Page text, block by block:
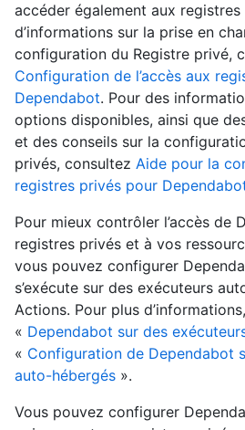
accéder également aux
d’informations sur la prise en
configuration du Registre privé,
Configuration de l’accès aux
Dependabot. Pour des
options disponibles, ainsi que
et des conseils sur la
privés, consultez Aide pour la
registres privés pour
Pour mieux contrôler l’accès de
registres privés et à vos
vous pouvez configurer
s’exécute sur des exécuteurs
Actions. Pour plus
« Dependabot sur des
« Configuration de Dependabot
auto-hébergés ».
Vous pouvez configurer